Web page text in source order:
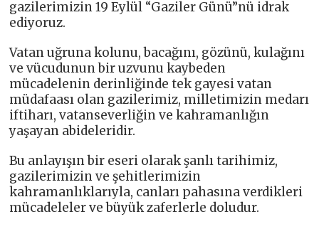
gazilerimizin 19 Eylül “Gaziler Günü”nü idrak
ediyoruz.
Vatan uğruna kolunu, bacağını, gözünü, kulağını
ve vücudunun bir uzvunu kaybeden
mücadelenin derinliğinde tek gayesi vatan
müdafaası olan gazilerimiz, milletimizin medarı
iftiharı, vatanseverliğin ve kahramanlığın
yaşayan abideleridir.
Bu anlayışın bir eseri olarak şanlı tarihimiz,
gazilerimizin ve şehitlerimizin
kahramanlıklarıyla, canları pahasına verdikleri
mücadeleler ve büyük zaferlerle doludur.